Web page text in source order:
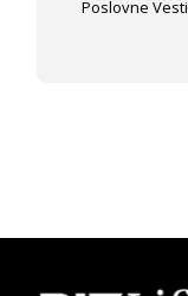
Poslovne Vesti